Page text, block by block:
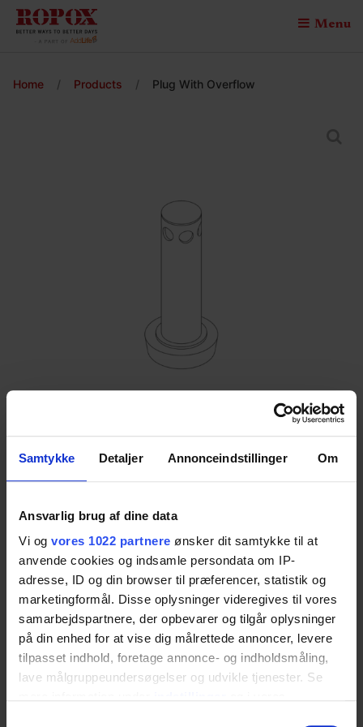
Samtykke Detaljer Annonceindstillinger Om
Ansvarlig brug af dine data
Vi og vores 1022 partnere ønsker dit samtykke til at
anvende cookies og indsamle persondata om IP-
adresse, ID og din browser til præferencer, statistik og
marketingformål. Disse oplysninger videregives til vores
samarbejdspartnere, der opbevarer og tilgår oplysninger
på din enhed for at vise dig målrettede annoncer, levere
tilpasset indhold, foretage annonce- og indholdsmåling,
lave målgruppeundersøgelser og udvikle tjenester. Se
Menu
Home / Products / Plug With Overflow
Plug with built-in overflow for use with
bathroom washbasins without overflow. This
item is compatible with all Ropox washbasins.
Item no.:40-40935
Download datasheet